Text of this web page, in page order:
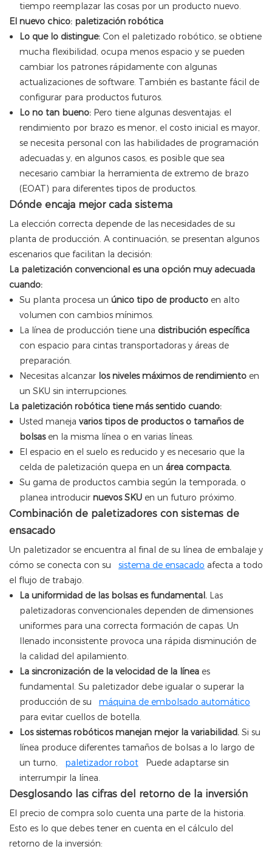
tiempo reemplazar las cosas por un producto nuevo.
El nuevo chico: paletización robótica
Lo que lo distingue: Con el paletizado robótico, se obtiene
mucha flexibilidad, ocupa menos espacio y se pueden
cambiar los patrones rápidamente con algunas
actualizaciones de software. También es bastante fácil de
configurar para productos futuros.
Lo no tan bueno: Pero tiene algunas desventajas: el
rendimiento por brazo es menor, el costo inicial es mayor,
se necesita personal con las habilidades de programación
adecuadas y, en algunos casos, es posible que sea
necesario cambiar la herramienta de extremo de brazo
(EOAT) para diferentes tipos de productos.
Dónde encaja mejor cada sistema
La elección correcta depende de las necesidades de su
planta de producción. A continuación, se presentan algunos
escenarios que facilitan la decisión:
La paletización convencional es una opción muy adecuada
cuando:
Su planta procesa un único tipo de producto en alto
volumen con cambios mínimos.
La línea de producción tiene una distribución específica
con espacio para cintas transportadoras y áreas de
preparación.
Necesitas alcanzar los niveles máximos de rendimiento en
un SKU sin interrupciones.
La paletización robótica tiene más sentido cuando:
Usted maneja varios tipos de productos o tamaños de
bolsas en la misma línea o en varias líneas.
El espacio en el suelo es reducido y es necesario que la
celda de paletización quepa en un área compacta.
Su gama de productos cambia según la temporada, o
planea introducir nuevos SKU en un futuro próximo.
Combinación de paletizadores con sistemas de
ensacado
Un paletizador se encuentra al final de su línea de embalaje y
cómo se conecta con su
sistema de ensacado afecta a todo
el flujo de trabajo.
La uniformidad de las bolsas es fundamental. Las
paletizadoras convencionales dependen de dimensiones
uniformes para una correcta formación de capas. Un
llenado inconsistente provoca una rápida disminución de
la calidad del apilamiento.
La sincronización de la velocidad de la línea es
fundamental. Su paletizador debe igualar o superar la
producción de su
máquina de embolsado automático
para evitar cuellos de botella.
Los sistemas robóticos manejan mejor la variabilidad. Si su
línea produce diferentes tamaños de bolsas a lo largo de
un turno,
paletizador robot
Puede adaptarse sin
interrumpir la línea.
Desglosando las cifras del retorno de la inversión
El precio de compra solo cuenta una parte de la historia.
Esto es lo que debes tener en cuenta en el cálculo del
retorno de la inversión: